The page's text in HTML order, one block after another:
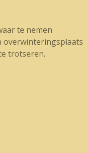
te nemen
overwinteringsplaats
trotseren.